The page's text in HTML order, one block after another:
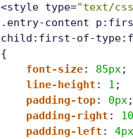
<style type="text/
.entry-content
child:first-of-
{
font-size: 85px;
line-height : 1 ;
padding-top: 0px;
padding-right :
padding-left : 4px